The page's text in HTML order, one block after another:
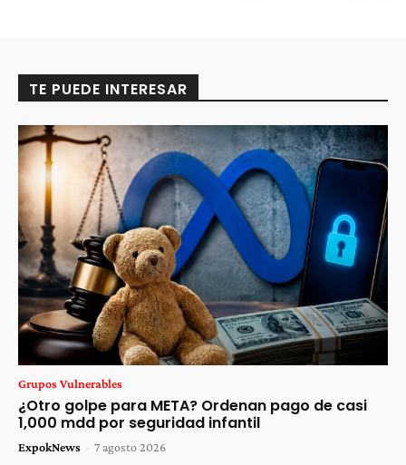
TE PUEDE INTERESAR
Grupos Vulnerables
¿Otro golpe para META? Ordenan pago de casi
1,000 mdd por seguridad infantil
ExpokNews - 7 agosto 2026